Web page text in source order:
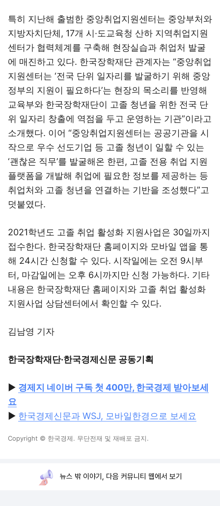
특히 지난해 출범한 중앙취업지원센터는 중앙부처와
지방자치단체, 17개 시·도교육청 산하 지역취업지원
센터가 협력체계를 구축해 현장실습과 취업처 발굴
에 매진하고 있다. 한국장학재단 관계자는 “중앙취업
지원센터는 ‘전국 단위 일자리를 발굴하기 위해 중앙
정부의 지원이 필요하다’는 현장의 목소리를 반영해
교육부와 한국장학재단이 고졸 청년을 위한 전국 단
위 일자리 창출에 역점을 두고 운영하는 기관”이라고
소개했다. 이어 “중앙취업지원센터는 공공기관을 시
작으로 우수 선도기업 등 고졸 청년이 일할 수 있는
‘괜찮은 직무’를 발굴해온 한편, 고졸 전용 취업 지원
플랫폼을 개발해 취업에 필요한 정보를 제공하는 등
취업처와 고졸 청년을 연결하는 기반을 조성했다”고
덧붙였다.
2021학년도 고졸 취업 활성화 지원사업은 30일까지
접수한다. 한국장학재단 홈페이지와 모바일 앱을 통
해 24시간 신청할 수 있다. 시작일에는 오전 9시부
터, 마감일에는 오후 6시까지만 신청 가능하다. 기타
내용은 한국장학재단 홈페이지와 고졸 취업 활성화
지원사업 상담센터에서 확인할 수 있다.
김남영 기자
한국장학재단·한국경제신문 공동기획
▶ 경제지 네이버 구독 첫 400만, 한국경제 받아보세
요
▶ 한국경제신문과 WSJ, 모바일한경으로 보세요
Copyright © 한국경제. 무단전재 및 재배포 금지.
뉴스 밖 이야기, 다음 커뮤니티 웹에서 보기